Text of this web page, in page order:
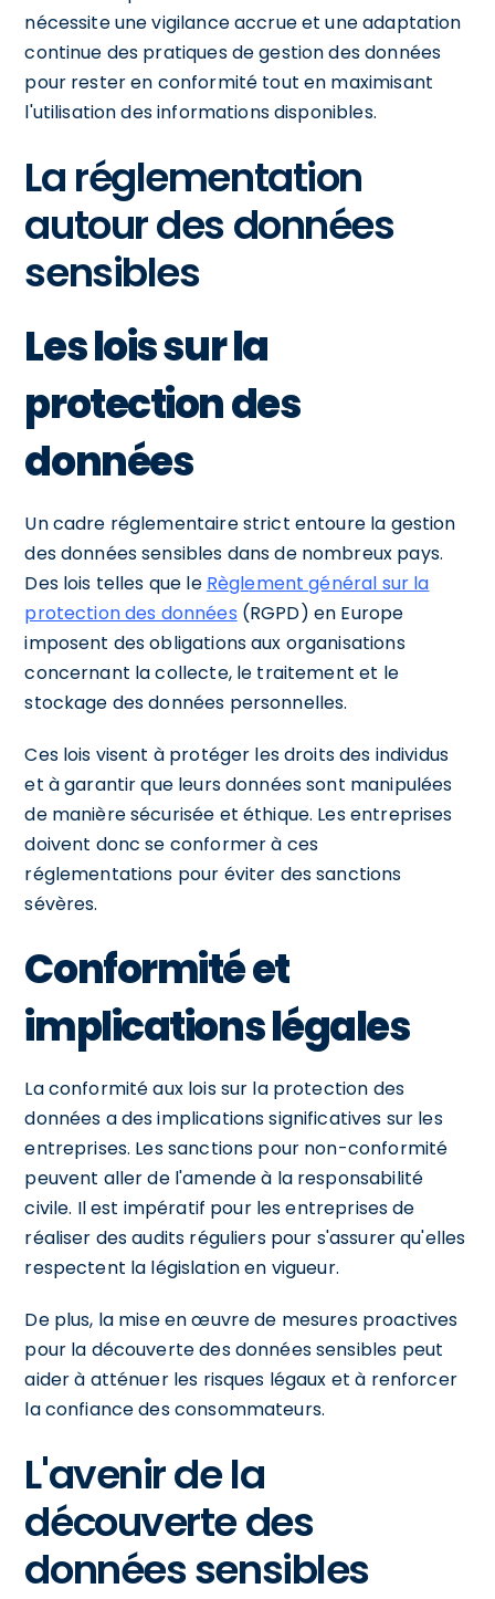
nécessite une vigilance accrue et une adaptation
continue des pratiques de gestion des données
pour rester en conformité tout en maximisant
l'utilisation des informations disponibles.
La réglementation
autour des données
sensibles
Les lois sur la
protection des
données
Un cadre réglementaire strict entoure la gestion
des données sensibles dans de nombreux pays.
Des lois telles que le Règlement général sur la
protection des données (RGPD) en Europe
imposent des obligations aux organisations
concernant la collecte, le traitement et le
stockage des données personnelles.
Ces lois visent à protéger les droits des individus
et à garantir que leurs données sont manipulées
de manière sécurisée et éthique. Les entreprises
doivent donc se conformer à ces
réglementations pour éviter des sanctions
sévères.
Conformité et
implications légales
La conformité aux lois sur la protection des
données a des implications significatives sur les
entreprises. Les sanctions pour non-conformité
peuvent aller de l'amende à la responsabilité
civile. Il est impératif pour les entreprises de
réaliser des audits réguliers pour s'assurer qu'elles
respectent la législation en vigueur.
De plus, la mise en œuvre de mesures proactives
pour la découverte des données sensibles peut
aider à atténuer les risques légaux et à renforcer
la confiance des consommateurs.
L'avenir de la
découverte des
données sensibles